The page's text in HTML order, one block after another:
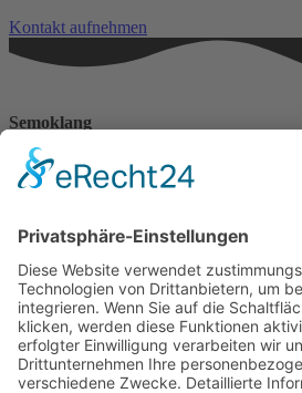
Kontakt aufnehmen
Semoklang
Haus der Lebenskraft
Erzbergerstr. 15
88239 Wangen
Telefonnummer: 0170 777 4388
Impressum
Datenschutzerklärungen
Datenschutzerklärung
Datenschutzerklärung